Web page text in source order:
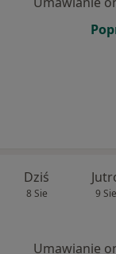
Dziś
8 Sie 9 Sie
Umawianie